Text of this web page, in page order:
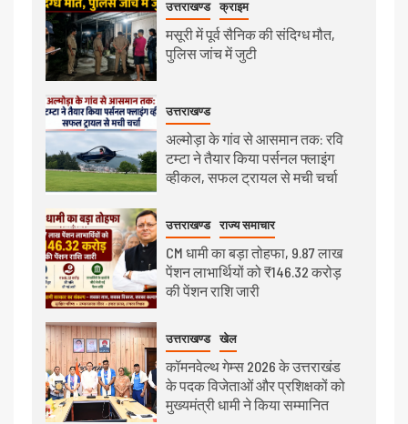
उत्तराखण्ड क्राइम
मसूरी में पूर्व सैनिक की संदिग्ध मौत,
पुलिस जांच में जुटी
उत्तराखण्ड
अल्मोड़ा के गांव से आसमान तक: रवि
टम्टा ने तैयार किया पर्सनल फ्लाइंग
व्हीकल, सफल ट्रायल से मची चर्चा
उत्तराखण्ड राज्य समाचार
CM धामी का बड़ा तोहफा, 9.87 लाख
पेंशन लाभार्थियों को ₹146.32 करोड़
की पेंशन राशि जारी
उत्तराखण्ड खेल
कॉमनवेल्थ गेम्स 2026 के उत्तराखंड
के पदक विजेताओं और प्रशिक्षकों को
मुख्यमंत्री धामी ने किया सम्मानित